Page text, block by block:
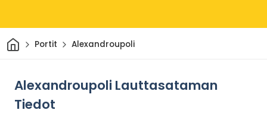
KotiinPortit Alexandroupoli
Alexandroupoli Lauttasataman
Tiedot